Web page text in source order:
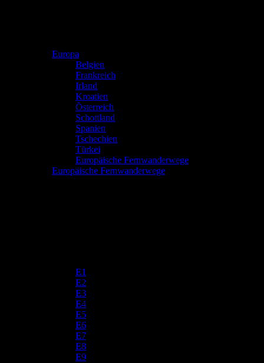
Europa
Belgien
Frankreich
Irland
Kroatien
Österreich
Schottland
Spanien
Tschechien
Türkei
Europäische Fernwanderwege
Europäische Fernwanderwege
E1
E2
E3
E4
E5
E6
E7
E8
E9